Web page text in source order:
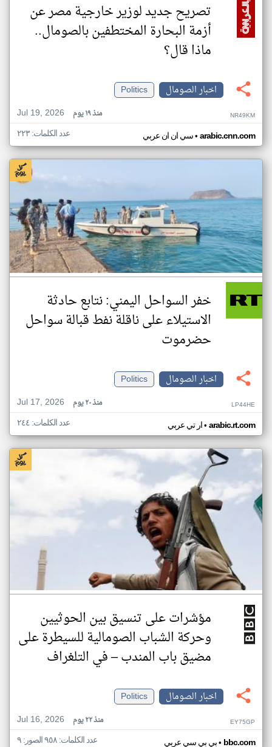
تصريح جديد لوزير خارجية مصر عن
أزمة البحارة المختطفين بالصومال..
ماذا قال؟
اخبار الصومال
Politics
Jul 19, 2026
منذ ١٩ يوم NR49KM
سي ان ان عربي• arabic.cnn.com عدد الكلمات: ٢٢٣
خفر السواحل اليمني: نتابع حادثة
الاستيلاء على ناقلة نفط قبالة سواحل
حضرموت
اخبار الصومال
Politics
Jul 17, 2026
منذ ٢٠ يوم LP44HE
ار تي عربي• arabic.rt.com عدد الكلمات: ٢٤٤
مؤشرات على تنسيق بين الحوثيين
وحركة الشباب الصومالية للسيطرة على
مضيق باب المندب – في التلغراف
اخبار الصومال
Politics
Jul 16, 2026
منذ ٢٢ يوم EY75GP
بي بي سي عربي• bbc.com عدد الكلمات: ٩٥٨ الصور: ٩